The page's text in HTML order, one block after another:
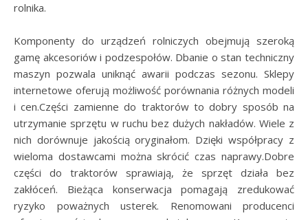
rolnika.
Komponenty do urządzeń rolniczych obejmują szeroką
gamę akcesoriów i podzespołów. Dbanie o stan techniczny
maszyn pozwala uniknąć awarii podczas sezonu. Sklepy
internetowe oferują możliwość porównania różnych modeli
i cen.Części zamienne do traktorów to dobry sposób na
utrzymanie sprzętu w ruchu bez dużych nakładów. Wiele z
nich dorównuje jakością oryginałom. Dzięki współpracy z
wieloma dostawcami można skrócić czas naprawy.Dobre
części do traktorów sprawiają, że sprzęt działa bez
zakłóceń. Bieżąca konserwacja pomagają zredukować
ryzyko poważnych usterek. Renomowani producenci